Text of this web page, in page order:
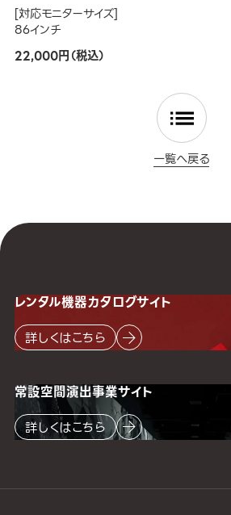
[対応モニターサイズ]
86インチ
22,000円（税込）
一覧へ戻る
レンタル機器カタログサイト
詳しくはこちら
常設空間演出事業サイト
詳しくはこちら